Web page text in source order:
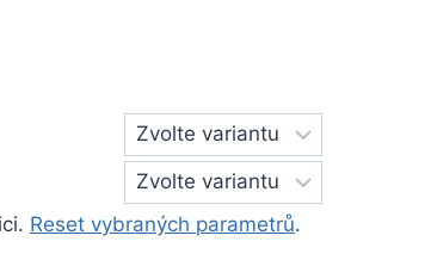
Reset vybraných parametrů.